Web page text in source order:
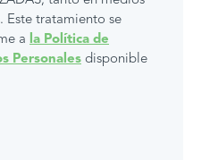
Este tratamiento se
a la Política de
Personales disponible